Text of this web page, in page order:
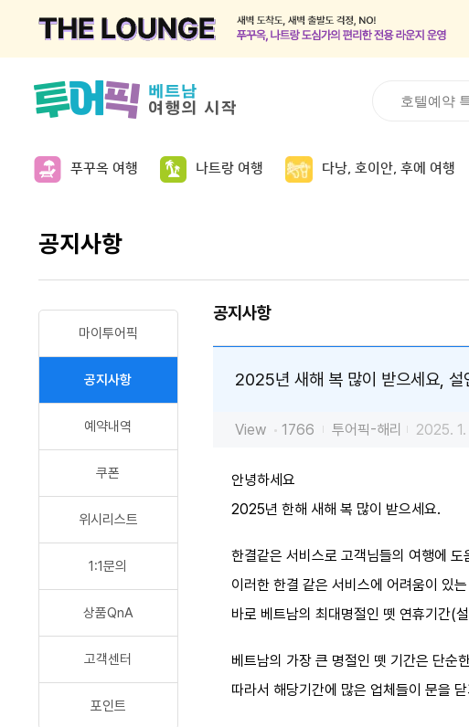
푸꾸옥 여행 나트랑 여행 다낭, 호이안, 후에 여행
공지사항
마이투어픽
공지사항
예약내역
쿠폰
위시리스트
1:1문의
상품QnA
고객센터
포인트
공지사항
2025년 새해 복 많이 받으세요, 설
View 1766 투어픽-해리 2025.
안녕하세요
2025년 한해 새해 복 많이 받으세요.
한결같은 서비스로 고객님들의 여행에
이러한 한결 같은 서비스에 어려움이 있
바로 베트남의 최대명절인 뗏 연휴기간(
베트남의 가장 큰 명절인 뗏 기간은 단순
따라서 해당기간에 많은 업체들이 문을